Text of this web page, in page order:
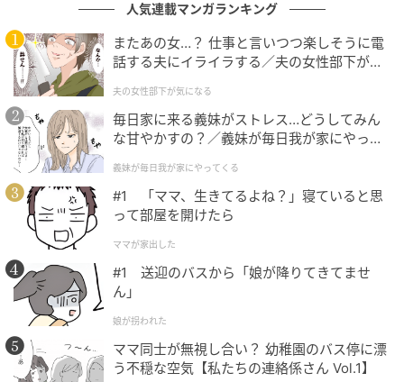
《獅子図屏風》右隻 1918（大正7）年 水野美術館蔵
下村観山展／東京国立近代美術館
下村観山は、狩野派や琳派、やまと絵といった日本美
術の技法に、イギリス留学＆欧州巡遊で得た西洋美術
のテクニックを融合させ、横山大観・菱田春草ととも
に日本の近代美術史に大きなインパクトを与えた画
家。そんな彼の、重要文化財を含む150件超の傑作が
一堂に会する大回顧展がこの春、東京国立近代美術館
で開催中。
人気連載マンガランキング
またあの女…？ 仕事と言いつつ楽しそうに電
話する夫にイライラする／夫の女性部下が気
夫の女性部下が気になる
毎日家に来る義妹がストレス…どうしてみん
な甘やかすの？／義妹が毎日我が家にやって
が】
義妹が毎日我が家にやってくる
#1 「ママ、生きてるよね？」寝ていると思
って部屋を開けたら
ママが家出した
#1 送迎のバスから「娘が降りてきてませ
ん」
娘が拐われた
ママ同士が無視し合い？ 幼稚園のバス停に漂
う不穏な空気【私たちの連絡係さん Vol.1】